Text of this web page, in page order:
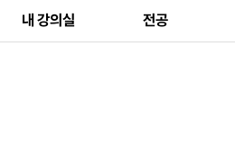
내 강의실 전공